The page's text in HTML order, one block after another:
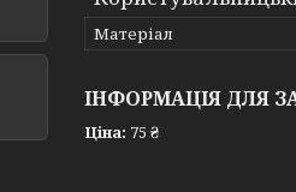
Матеріал
ІНФОРМАЦІЯ ДЛЯ
Ціна: 75 ₴